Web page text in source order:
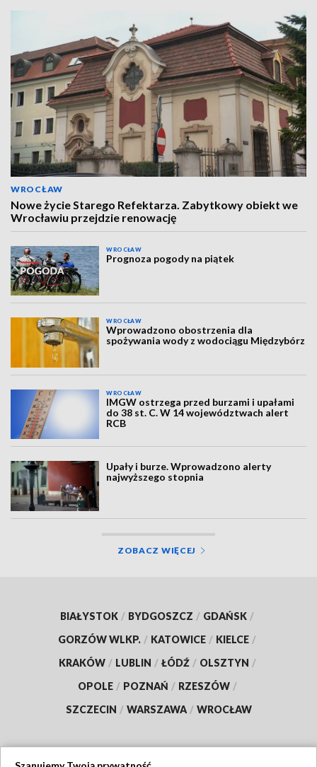
WROCŁAW
Nowe życie Starego Refektarza. Zabytkowy obiekt we
Wrocławiu przejdzie renowację
WROCŁAW
Prognoza pogody na piątek
WROCŁAW
Wprowadzono obostrzenia dla
spożywania wody z wodociągu Międzybórz
WROCŁAW
IMGW ostrzega przed burzami i upałami
do 38 st. C. W 14 województwach alert
RCB
Upały i burze. Wprowadzono alerty
najwyższego stopnia
ZOBACZ WIĘCEJ
BIAŁYSTOK / BYDGOSZCZ / GDAŃSK /
GORZÓW WLKP. / KATOWICE / KIELCE /
KRAKÓW / LUBLIN / ŁÓDŹ / OLSZTYN /
OPOLE / POZNAŃ / RZESZÓW /
SZCZECIN / WARSZAWA / WROCŁAW